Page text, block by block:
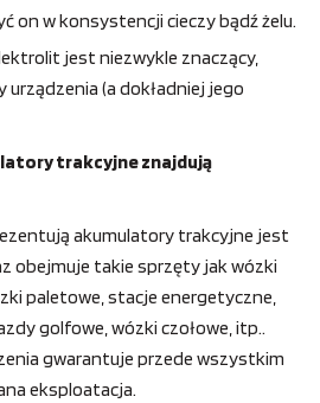
on w konsystencji cieczy bądź żelu.
jest niezwykle znaczący,
urządzenia (a dokładniej jego
trakcyjne znajdują
akumulatory trakcyjne jest
obejmuje takie sprzęty jak wózki
paletowe, stacje energetyczne,
golfowe, wózki czołowe, itp..
gwarantuje przede wszystkim
eksploatacja.